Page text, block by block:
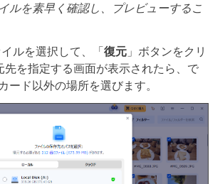
ルを素早く確認し、プレビューするこ
ルを選択して、「復元」ボタンをクリ
先を指定する画面が表示されたら、で
ード以外の場所を選びます。